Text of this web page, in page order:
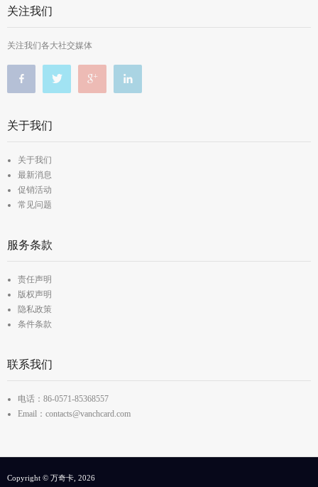
关注我们
关注我们各大社交媒体
关于我们
关于我们
最新消息
促销活动
常见问题
服务条款
责任声明
版权声明
隐私政策
条件条款
联系我们
电话：86-0571-85368557
Email：contacts@vanchcard.com
Copyright © 万奇卡, 2026